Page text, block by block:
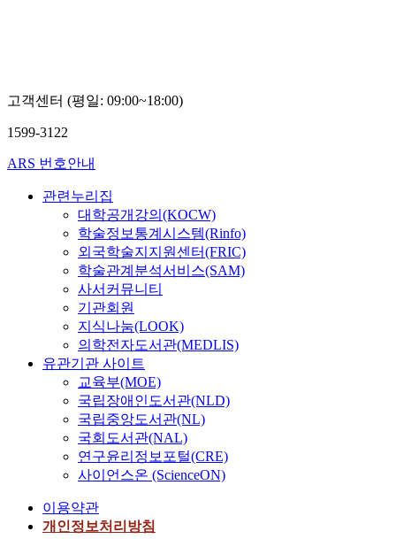
고객센터 (평일: 09:00~18:00)
1599-3122
ARS 번호안내
관련누리집
대학공개강의(KOCW)
학술정보통계시스템(Rinfo)
외국학술지지원센터(FRIC)
학술관계분석서비스(SAM)
사서커뮤니티
기관회원
지식나눔(LOOK)
의학전자도서관(MEDLIS)
유관기관 사이트
교육부(MOE)
국립장애인도서관(NLD)
국립중앙도서관(NL)
국회도서관(NAL)
연구윤리정보포털(CRE)
사이언스온 (ScienceON)
이용약관
개인정보처리방침